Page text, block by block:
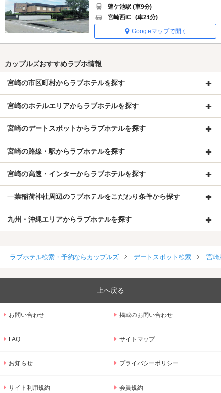
蓮ケ池駅 (車9分)
宮崎西IC (車24分)
Googleマップで開く
カップルズおすすめラブホ情報
宮崎の市区町村からラブホテルを探す
宮崎のホテルエリアからラブホテルを探す
宮崎のデートスポットからラブホテルを探す
宮崎の路線・駅からラブホテルを探す
宮崎の高速・インターからラブホテルを探す
一葉稲荷神社周辺のラブホテルをこだわり条件から探す
九州・沖縄エリアからラブホテルを探す
ラブホテル検索・予約ならカップルズ デートスポット検索 宮崎
上へ戻る
お問い合わせ 掲載のお問い合わせ
FAQ サイトマップ
お知らせ プライバシーポリシー
サイト利用規約 会員規約